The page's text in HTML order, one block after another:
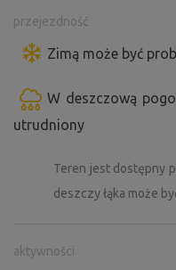
przejezdność
Zimą może być
W deszczową
utrudniony
Teren jest dostępny
deszczy łąka może
aktywności